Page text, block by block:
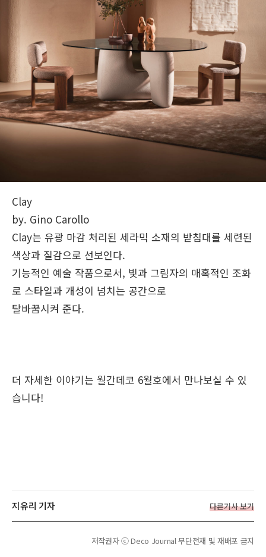
Clay
by. Gino Carollo
Clay는 유광 마감 처리된 세라믹 소재의 받침대를 세련된
색상과 질감으로 선보인다.
기능적인 예술 작품으로서, 빛과 그림자의 매혹적인 조화
로 스타일과 개성이 넘치는 공간으로
탈바꿈시켜 준다.
더 자세한 이야기는 월간데코 6월호에서 만나보실 수 있
습니다!
지유리 기자 다른기사 보기
저작권자 ⓒ Deco Journal 무단전재 및 재배포 금지